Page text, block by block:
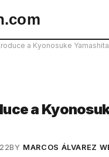
a Kyonosuke Yamashita
a
BY MARCOS ÁLVAREZ